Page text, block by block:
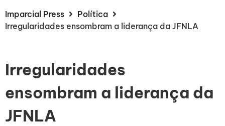
Imparcial Press
Política
Irregularidades ensombram a liderança da JFNLA
Irregularidades
ensombram a liderança da
JFNLA